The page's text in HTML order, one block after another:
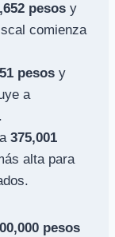
pesos y
comienza
pesos y
a
375,001
alta para
pesos